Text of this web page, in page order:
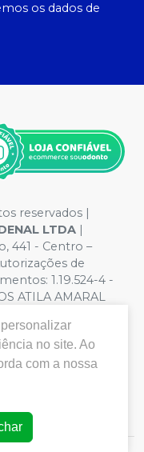
os dados de
reservados |
LTDA |
441 - Centro –
de
1.19.524-4 -
ATILA AMARAL
- Os preços e
a alterações. Em
o valor válido é o
por atacado
site.
no site. Ao
com a nossa